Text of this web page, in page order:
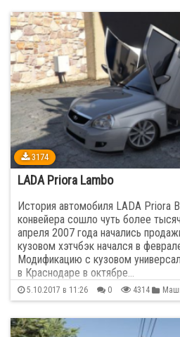
3174
LADA Priora Lambo
История автомобиля LADA Priora
конвейера сошло чуть более
апреля 2007 года начались
кузовом хэтчбэк начался в
Модификацию с кузовом
в Краснодаре в октябре…
5.10.2017 в 11:26 0 4314